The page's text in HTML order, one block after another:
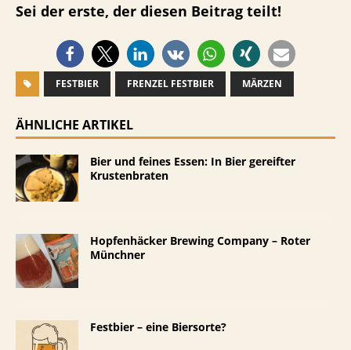
Sei der erste, der diesen Beitrag teilt!
FESTBIER FRENZEL FESTBIER MÄRZEN
ÄHNLICHE ARTIKEL
Bier und feines Essen: In Bier gereifter
Krustenbraten
Hopfenhäcker Brewing Company – Roter
Münchner
Festbier – eine Biersorte?